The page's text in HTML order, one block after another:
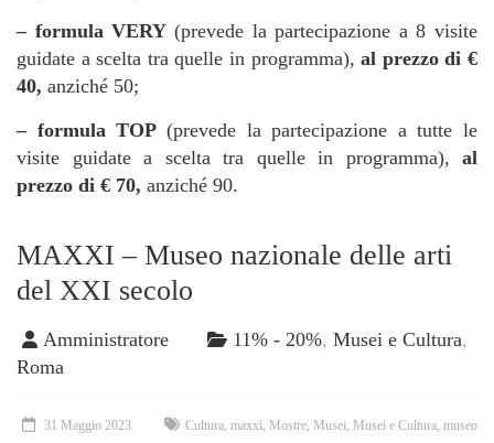
– formula VERY (prevede la partecipazione a 8 visite
guidate a scelta tra quelle in programma),al prezzo di €
40, anziché 50;
– formula TOP (prevede la partecipazione a tutte le
visite guidate a scelta tra quelle in programma), al
prezzo di € 70, anziché 90.
MAXXI – Museo nazionale delle arti
del XXI secolo
Amministratore 11% - 20%, Musei e Cultura,
Roma
31 Maggio 2023 Cultura, maxxi, Mostre, Musei, Musei e Cultura, museo